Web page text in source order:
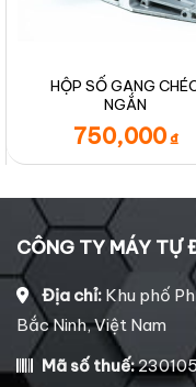
HỘP SỐ GANG
NGẮN
750,000 ₫
CÔNG TY MÁY TỰ
Địa chỉ: Khu phố
Bắc Ninh, Việt Nam
Mã số thuế: